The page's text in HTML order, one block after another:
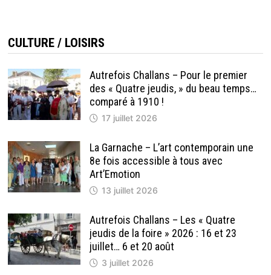
CULTURE / LOISIRS
Autrefois Challans – Pour le premier
des « Quatre jeudis, » du beau temps…
comparé à 1910 !
17 juillet 2026
La Garnache – L’art contemporain une
8e fois accessible à tous avec
Art’Emotion
13 juillet 2026
Autrefois Challans – Les « Quatre
jeudis de la foire » 2026 : 16 et 23
juillet… 6 et 20 août
3 juillet 2026